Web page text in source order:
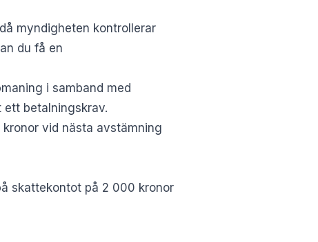
myndigheten kontrollerar
du få en
i samband med
betalningskrav.
vid nästa avstämning
skattekontot på 2 000 kronor